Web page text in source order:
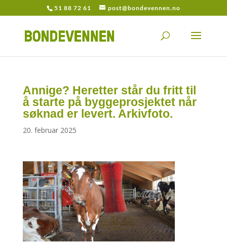
51 88 72 61 post@bondevennen.no
Annige? Heretter står du fritt til
å starte på byggeprosjektet når
søknad er levert. Arkivfoto.
20. februar 2025